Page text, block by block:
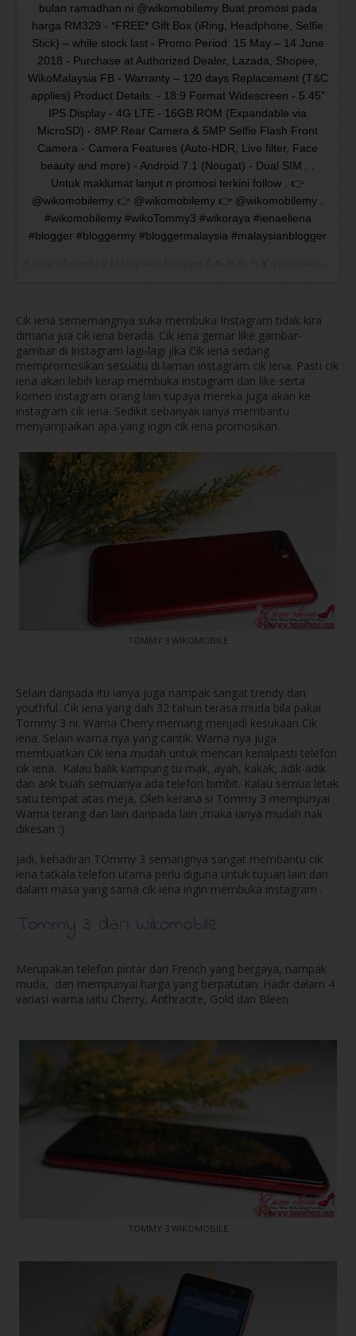
bulan ramadhan ni @wikomobilemy Buat promosi pada
harga RM329 - *FREE* Gift Box (iRing, Headphone, Selfie
Stick) – while stock last - Promo Period: 15 May – 14 June
2018 - Purchase at Authorized Dealer, Lazada, Shopee,
WikoMalaysia FB - Warranty – 120 days Replacement (T&C
applies) Product Details: - 18:9 Format Widescreen - 5.45"
IPS Display - 4G LTE - 16GB ROM (Expandable via
MicroSD) - 8MP Rear Camera & 5MP Selfie Flash Front
Camera - Camera Features (Auto-HDR, Live filter, Face
beauty and more) - Android 7.1 (Nougat) - Dual SIM . .
Untuk maklumat lanjut n promosi terkini follow . 👉
@wikomobilemy 👉 @wikomobilemy 👉 @wikomobilemy .
#wikomobilemy #wikoTommy3 #wikoraya #ienaeliena
#blogger #bloggermy #bloggermalaysia #malaysianblogger
Cik iena sememangnya suka membuka Instagram tidak kira
dimana jua cik iena berada. Cik iena gemar like gambar-
gambar di Instagram lagi-lagi jika Cik iena sedang
mempromosikan sesuatu di laman instagram cik iena. Pasti cik
iena akan lebih kerap membuka instagram dan like serta
komen instagram orang lain supaya mereka juga akan ke
instagram cik iena. Sedikit sebanyak ianya membantu
menyampaikan apa yang ingin cik iena promosikan.
TOMMY 3 WIKOMOBILE
Selain daripada itu ianya juga nampak sangat trendy dan
youthful. Cik iena yang dah 32 tahun terasa muda bila pakai
Tommy 3 ni. Warna Cherry memang menjadi kesukaan Cik
iena. Selain warna nya yang cantik. Warna nya juga
membuatkan Cik iena mudah untuk mencari kenalpasti telefon
cik iena. Kalau balik kampung tu mak, ayah, kakak, adik-adik
dan ank buah semuanya ada telefon bimbit. Kalau semua letak
satu tempat atas meja, Oleh kerana si Tommy 3 mempunyai
Warna terang dan lain daripada lain ,maka ianya mudah nak
dikesan :)
Jadi, kehadiran TOmmy 3 semangnya sangat membantu cik
iena tatkala telefon utama perlu diguna untuk tujuan lain dan
dalam masa yang sama cik iena ingin membuka instagram .
Tommy 3 dari Wikomobile
Merupakan telefon pintar dari French yang bergaya, nampak
muda, dan mempunyai harga yang berpatutan. Hadir dalam 4
variasi warna iaitu Cherry, Anthracite, Gold dan Bleen.
TOMMY 3 WIKOMOBILE